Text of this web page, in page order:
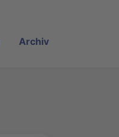
Archiv